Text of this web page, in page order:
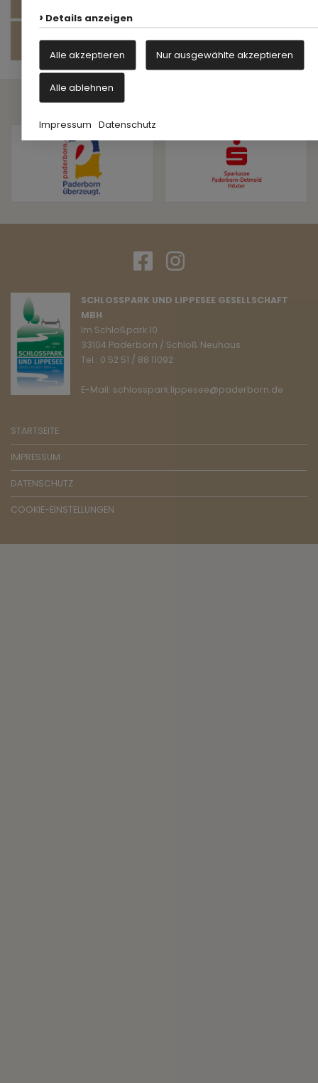
Details anzeigen
Alle akzeptieren Nur ausgewählte akzeptieren
Alle ablehnen
Impressum Datenschutz
www.paderborn.de/microsite/residenzmuseum/
fuehrungen.php
- Gesellschafter -
SCHLOSSPARK UND LIPPESEE GESELLSCHAFT
MBH
Im Schloßpark 10
33104 Paderborn / Schloß Neuhaus
Tel.: 0 52 51 / 88 11092
E-Mail: schlosspark.lippesee@paderborn.de
STARTSEITE
IMPRESSUM
DATENSCHUTZ
COOKIE-EINSTELLUNGEN